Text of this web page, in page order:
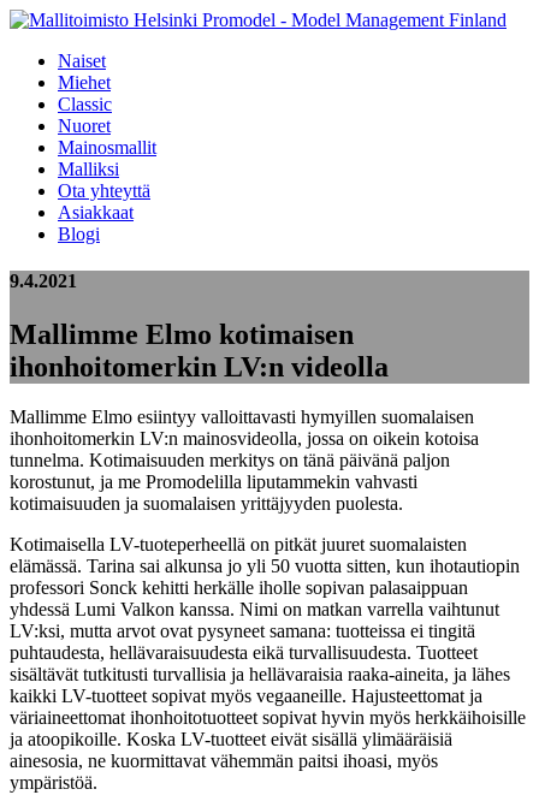
Naiset
Miehet
Classic
Nuoret
Mainosmallit
Malliksi
Ota yhteyttä
Asiakkaat
Blogi
9.4.2021
Mallimme Elmo kotimaisen
ihonhoitomerkin LV:n videolla
Mallimme Elmo esiintyy valloittavasti hymyillen suomalaisen
ihonhoitomerkin LV:n mainosvideolla, jossa on oikein kotoisa
tunnelma. Kotimaisuuden merkitys on tänä päivänä paljon
korostunut, ja me Promodelilla liputammekin vahvasti
kotimaisuuden ja suomalaisen yrittäjyyden puolesta.
Kotimaisella LV-tuoteperheellä on pitkät juuret suomalaisten
elämässä. Tarina sai alkunsa jo yli 50 vuotta sitten, kun ihotautiopin
professori Sonck kehitti herkälle iholle sopivan palasaippuan
yhdessä Lumi Valkon kanssa. Nimi on matkan varrella vaihtunut
LV:ksi, mutta arvot ovat pysyneet samana: tuotteissa ei tingitä
puhtaudesta, hellävaraisuudesta eikä turvallisuudesta. Tuotteet
sisältävät tutkitusti turvallisia ja hellävaraisia raaka-aineita, ja lähes
kaikki LV-tuotteet sopivat myös vegaaneille. Hajusteettomat ja
väriaineettomat ihonhoitotuotteet sopivat hyvin myös herkkäihoisille
ja atoopikoille. Koska LV-tuotteet eivät sisällä ylimääräisiä
ainesosia, ne kuormittavat vähemmän paitsi ihoasi, myös
ympäristöä.